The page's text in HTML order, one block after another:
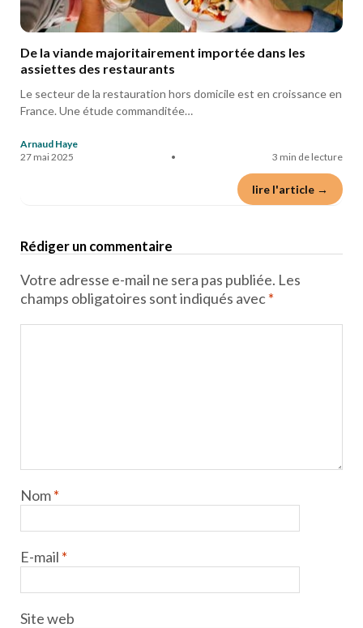
De la viande majoritairement importée dans les
assiettes des restaurants
Le secteur de la restauration hors domicile est en croissance en
France. Une étude commanditée…
Arnaud Haye
27 mai 2025
• 3 min de lecture
lire l'article →
Rédiger un commentaire
Votre adresse e-mail ne sera pas publiée. Les
champs obligatoires sont indiqués avec*
Nom*
E-mail *
Site web